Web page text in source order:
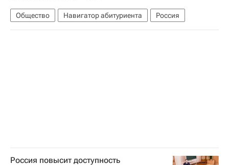
Общество Навигатор абитуриента Россия
Россия повысит доступность